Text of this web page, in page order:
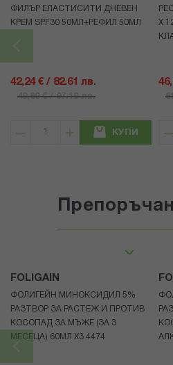
ФИЛЪР ЕЛАСТИСИТИ ДНЕВЕН
КРЕМ SPF30 50МЛ+РЕФИЛ 50МЛ
42,24 € / 82.61 лв.
49,69 € / 97.19 лв.
КУПИ
Х
FOLIGAIN
ФОЛИГЕЙН МИНОКСИДИЛ 5%
РАЗТВОР ЗА РАСТЕЖ И ПРОТИВ
КОСОПАД ЗА МЪЖЕ (ЗА 3
МЕСЕЦА) 60МЛ X3 4474